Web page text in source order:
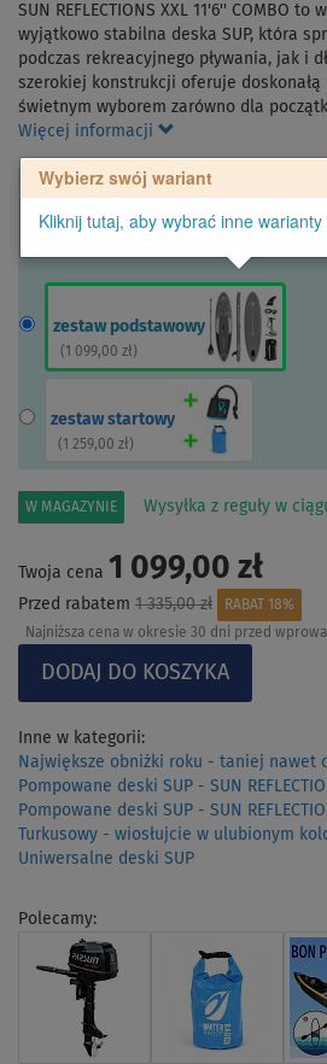
SUN REFLECTIONS XXL 11'6'' COMBO to
wyjątkowo stabilna deska SUP, która
podczas rekreacyjnego pływania, jak i
szerokiej konstrukcji oferuje doskonałą
świetnym wyborem zarówno dla
Więcej informacji
Wybierz swój wariant
Kliknij tutaj, aby wybrać inne
zestaw podstawowy
( 1 099,00 zł)
zestaw startowy
( 1 259,00 zł)
W MAGAZYNIE Wysyłka z reguły w
Twoja cena 1 099,00 zł
Przed rabatem 1 335,00 zł
RABAT 18%
Najniższa cena w okresie 30 dni przed
Inne w kategorii:
Największe obniżki roku - taniej nawet
Pompowane deski SUP - SUN
Pompowane deski SUP - SUN
Turkusowy - wiosłujcie w ulubionym
Uniwersalne deski SUP
Polecamy: